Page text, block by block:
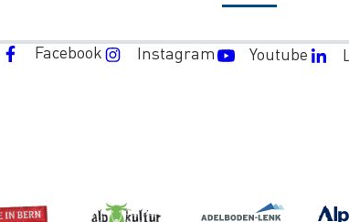
Facebook Instagram Youtube